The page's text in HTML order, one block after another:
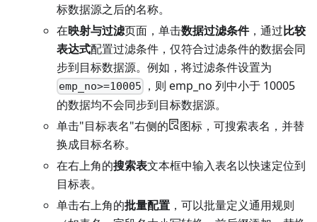
标数据源之后的名称。
在映射与过滤页面，单击数据过滤条件，通过比较
表达式配置过滤条件，仅符合过滤条件的数据会同
步到目标数据源。例如，将过滤条件设置为
emp_no>=10005
，则 emp_no 列中小于 10005
的数据均不会同步到目标数据源。
单击"目标表名"右侧的
图标，可搜索表名，并替
换成目标名称。
在右上角的搜索表文本框中输入表名以快速定位到
目标表。
单击右上角的批量配置 ，可以批量定义通用规则